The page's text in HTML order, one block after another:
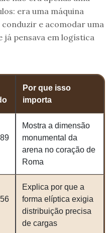
era uma máquina
e acomodar uma
já pensava em logística
Por que isso
importa
Mostra a dimensão
monumental da
arena no coração de
Roma
Explica por que a
forma elíptica exigia
distribuição precisa
de cargas